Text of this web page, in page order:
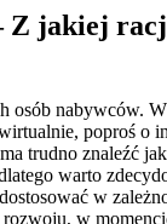
jakiej
nabywców.
poproś
trudno znaleźć
warto
w
w